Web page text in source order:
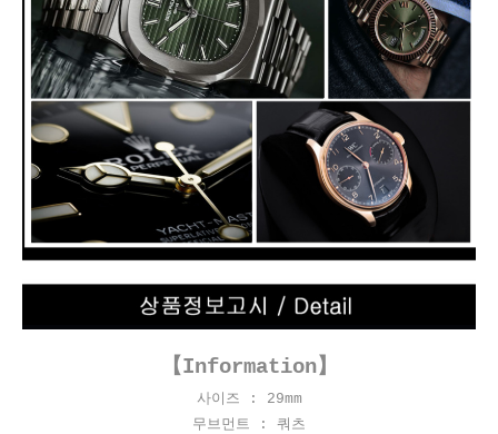
【Information】
사이즈 : 29mm
무브먼트 : 쿼츠